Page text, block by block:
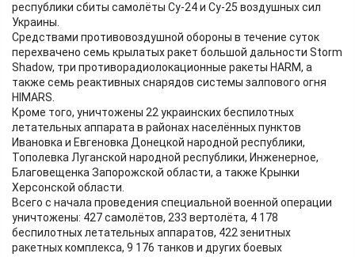
республики сбиты самолёты Су-24 и Су-25 воздушных сил
Украины.
Средствами противовоздушной обороны в течение суток
перехвачено семь крылатых ракет большой дальности Storm
Shadow, три противорадиолокационные ракеты HARM, а
также семь реактивных снарядов системы залпового огня
HIMARS.
Кроме того, уничтожены 22 украинских беспилотных
летательных аппарата в районах населённых пунктов
Ивановка и Евгеновка Донецкой народной республики,
Тополевка Луганской народной республики, Инженерное,
Благовещенка Запорожской области, а также Крынки
Херсонской области.
Всего с начала проведения специальной военной операции
уничтожены: 427 самолётов, 233 вертолёта, 4 178
беспилотных летательных аппаратов, 422 зенитных
ракетных комплекса, 9 176 танков и других боевых